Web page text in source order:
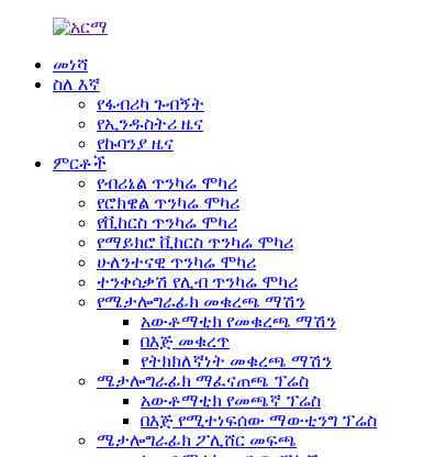
መነሻ
ስለ እኛ
የፋብሪካ ጉብኝት
የኢንዱስትሪ ዜና
የኩባንያ ዜና
ምርቶች
የብሪኔል ጥንካሬ ሞካሪ
የሮክዌል ጥንካሬ ሞካሪ
የቪከርስ ጥንካሬ ሞካሪ
የማይክሮ ቪከርስ ጥንካሬ ሞካሪ
ሁለንተናዊ ጥንካሬ ሞካሪ
ተንቀሳቃሽ የሊብ ጥንካሬ ሞካሪ
የሜታሎግራፊክ መቁረጫ ማሽን
አውቶማቲክ የመቁረጫ ማሽን
በእጅ መቁረጥ
የትክክለኛነት መቁረጫ ማሽን
ሜታሎግራፊክ ማፈናጠጫ ፕሬስ
አውቶማቲክ የመጫኛ ፕሬስ
በእጅ የሚተነፍሰው ማውቲንግ ፕሬስ
ሜታሎግራፊክ ፖሊሸር መፍጫ